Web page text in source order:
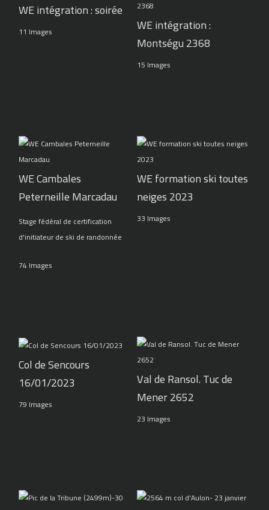
WE intégration : soirée
11 Images
WE intégration :
Montségu 2368
15 Images
WE Cambales
Peterneille Marcadau
Stage fédéral de certification
d'initiateur de ski de randonnée
74 Images
WE formation ski toutes
neiges 2023
33 Images
Col de Sencours
16/01/2023
79 Images
Val de Ransol. Tuc de
Mener 2652
23 Images